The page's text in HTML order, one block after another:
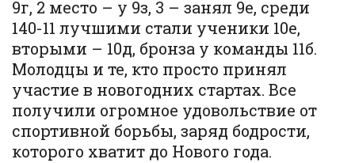
9г, 2 место – у 9з, 3 – занял 9е, среди
140-11 лучшими стали ученики 10е,
вторыми – 10д, бронза у команды 11б.
Молодцы и те, кто просто принял
участие в новогодних стартах. Все
получили огромное удовольствие от
спортивной борьбы, заряд бодрости,
которого хватит до Нового года.